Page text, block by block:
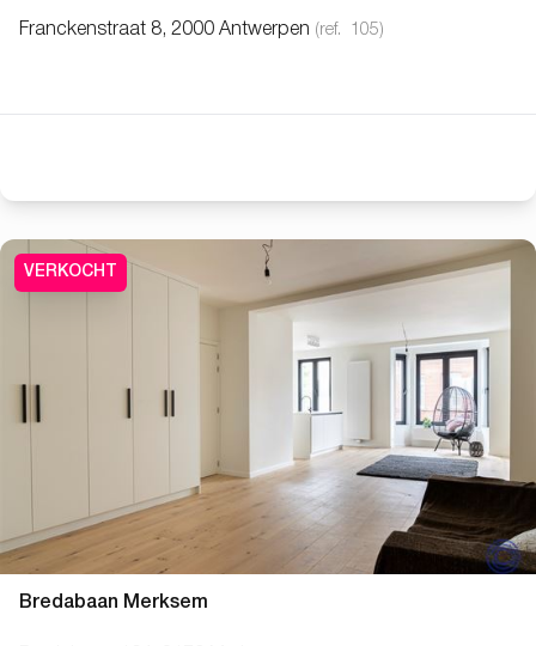
Franckenstraat 8, 2000 Antwerpen (ref. 105)
VERKOCHT
Bredabaan Merksem